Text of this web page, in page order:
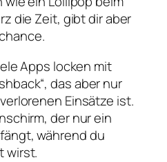
die Zeit, gibt dir aber
Apps locken mit
das aber nur
Einsätze ist.
der nur ein
während du
wirst.